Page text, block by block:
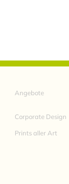
Angebote
Corporate Design
Prints aller Art